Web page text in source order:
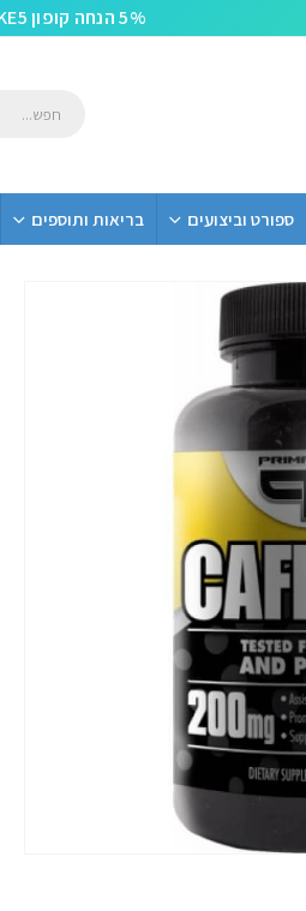
5% הנחה קופון TAKE5 בקניית 2 מוצרים. משלוח חינם מעל 279 שח!
ספורט וביצועים בריאות ותוספים